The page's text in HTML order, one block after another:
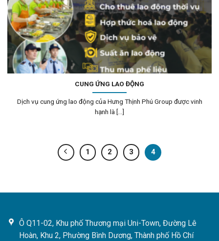
CUNG ỨNG LAO ĐỘNG
Dịch vụ cung ứng lao động của Hưng Thịnh Phú Group được vinh
hạnh là [...]
1 2 3 4
Ô Q11-02, Khu phố Thương mại Uni-Town, Đường Lê
Hoàn, Khu 2, Phường Bình Dương, Thành phố Hồ Chí